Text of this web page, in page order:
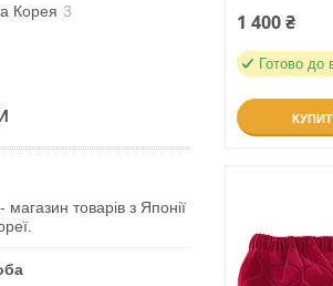
Корея 3
товарів з Японії
1 400 ₴
Готово до